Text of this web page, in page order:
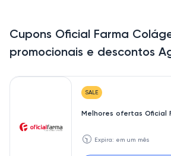
Cupons Oficial Farma
promocionais e descontos
SALE
Melhores ofertas Oficial
🕥 Expira: em um mês